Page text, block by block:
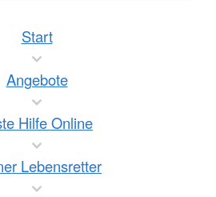
Start
Angebote
Hilfe Online
Lebensretter